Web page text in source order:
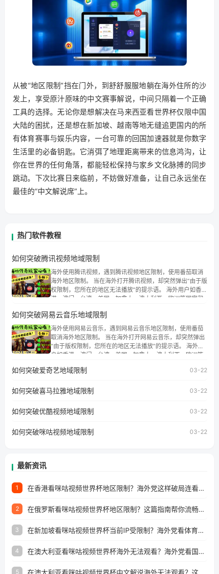
从被“地区限制”挡在门外，到舒舒服服地躺在海外住所的沙
发上，享受原汁原味的中文赛事解说，中间只隔着一个正确
工具的选择。无论你是想解决在马来西亚看世界杯仅限中国
大陆的困扰，还是想在新加坡、越南等地无缝追更国内的所
有体育赛事与娱乐内容，一台可靠的回国加速器就是你数字
生活里的必备钥匙。它消弭了地理距离带来的信息鸿沟，让
你在世界的任何角落，都能轻松保持与家乡文化脉搏的同步
跳动。下次比赛日来临前，不妨做好准备，让自己永远坐在
最佳的“中文解说席”上。
热门软件教程
如何突破腾讯视频地域限制
海外使用腾讯视频，遇到腾讯视频地区限制，使用番茄取消
海外地区限制。 当在海外打开腾讯视频，却突然弹出“由于版
权限制，您所在的地区无法播放”的提示语。 海外用户如香
港、澳门、台湾、美国、加拿大、澳大利亚、欧洲等国家和
权限制问题，且仅能在中国大陆地区播放。 遇到这个问题的
朋友们，使用番茄回国加速器，即可解决「海外用户收听腾
讯视频地区版权限制」的问题，无论人在香港、澳门、台
湾、美国、加拿大、澳大利亚、欧洲等国家和地区工作、留
学、定居等，都可以使用，不再因地区和版权限制所困扰。
如何突破网易云音乐地域限制
海外使用网易云音乐，遇到网易云音乐地区限制，使用番茄
取消海外地区限制。 当在海外打开网易云音乐，却突然弹出
“由于版权限制，您所在的地区无法播放”的提示语。 海外用
户如香港、澳门、台湾、美国、加拿大、澳大利亚、欧洲等
地区及版权限制问题，且仅能在中国大陆地区播放。 遇到这
户收听网易云音乐地区版权限制」的问题，无论人在香港、
工作、留学、定居等，都可以使用，不再因地区和版权限制
所困扰。
如何突破爱奇艺地域限制 03-22
如何突破喜马拉雅地域限制 03-22
如何突破优酷视频地域限制 03-22
如何突破咪咕视频地域限制 03-22
最新资讯
1 在香港看咪咕视频世界杯地区限制？海外党这样破局连看7天不卡顿！
2 在俄罗斯看咪咕视频世界杯地区限制？这篇指南帮你流畅看中文解说赛事
3 在新加坡看咪咕视频世界杯当前IP受限制？海外党看体育赛事的终极破局指南
4 在澳大利亚看咪咕视频世界杯海外无法观看？海外党看国内体育直播的终极解法
5